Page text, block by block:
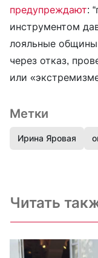
предупреждают:
инструментом
лояльные
через отказ,
или
Метки
Ирина Яровая
Читать